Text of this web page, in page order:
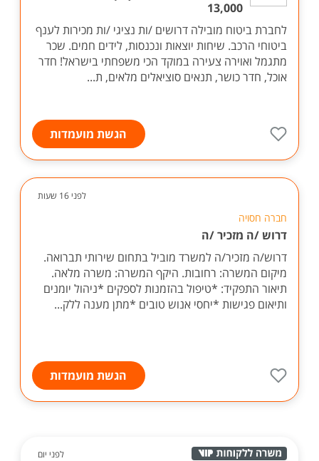
13,000
לחברת ביטוח מובילה דרושים /ות נציגי /ות מכירות לענף
ביטוחי הרכב. שיחות יוצאות ונכנסות, לידים חמים. שכר
מתגמל ואוירה צעירה במוקד הכי משפחתי בישראל! חדר
אוכל, חדר כושר, תנאים סוציאלים מלאים, ת...
הגשת מועמדות
לפני 16 שעות
חברה חסויה
דרוש /ה מזכיר /ה
דרוש/ה מזכיר/ה למשרד מוביל בתחום שירותי תברואה.
מיקום המשרה: רחובות. היקף המשרה: משרה מלאה.
תיאור התפקיד: *טיפול בהזמנות לספקים *ניהול יומנים
ותיאום פגישות *יחסי אנוש טובים *מתן מענה ללק...
הגשת מועמדות
לפני יום